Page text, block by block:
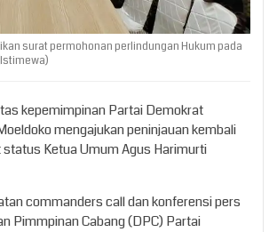
surat permohonan perlindungan Hukum pada
kepemimpinan Partai Demokrat
mengajukan peninjauan kembali
Ketua Umum Agus Harimurti
commanders call dan konferensi pers
Pimmpinan Cabang (DPC) Partai